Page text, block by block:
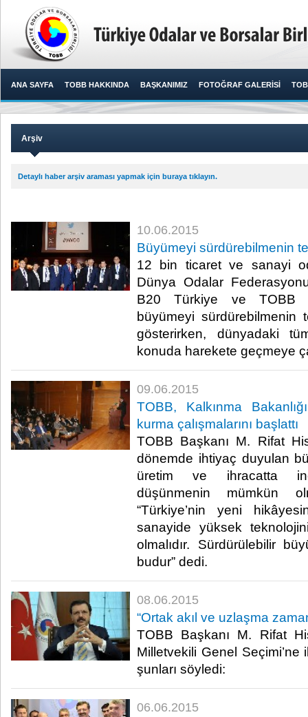
ANA SAYFA TOBB HAKKINDA BAŞKANIMIZ FOTOĞRAF GALERİSİ
Arşiv
Detaylı haber arşiv araması yapmak için buraya tıklayın.
10.06.2015
Büyümeyi sürdürebilmenin
12 bin ticaret ve sanayi
Dünya Odalar
B20 Türkiye ve TOBB
büyümeyi sürdürebilmenin
gösterirken, dünyadaki
konuda harekete geçmeye
09.06.2015
TOBB, Kalkınma
kurma çalışmalarını başlattı
TOBB Başkanı M. Rifat
dönemde ihtiyaç duyulan
üretim ve ihracatta
düşünmenin mümkün
“Türkiye’nin yeni
sanayide yüksek
olmalıdır. Sürdürülebilir
budur” dedi.​
08.06.2015
“Ortak akıl ve uzlaşma
TOBB Başkanı M. Rifat
Milletvekili Genel Seçimi’ne
şunları söyledi:​
06.06.2015